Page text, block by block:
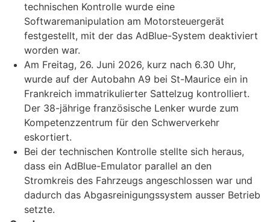
technischen Kontrolle wurde eine
Softwaremanipulation am Motorsteuergerät
festgestellt, mit der das AdBlue-System deaktiviert
worden war.
Am Freitag, 26. Juni 2026, kurz nach 6.30 Uhr,
wurde auf der Autobahn A9 bei St-Maurice ein in
Frankreich immatrikulierter Sattelzug kontrolliert.
Der 38-jährige französische Lenker wurde zum
Kompetenzzentrum für den Schwerverkehr
eskortiert.
Bei der technischen Kontrolle stellte sich heraus,
dass ein AdBlue-Emulator parallel an den
Stromkreis des Fahrzeugs angeschlossen war und
dadurch das Abgasreinigungssystem ausser Betrieb
setzte.